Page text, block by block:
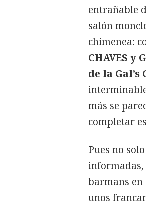
entrañable
salón
chimenea:
CHAVES y
de la Gal’s
más se
completar
Pues no
informadas,
barmans en
unos